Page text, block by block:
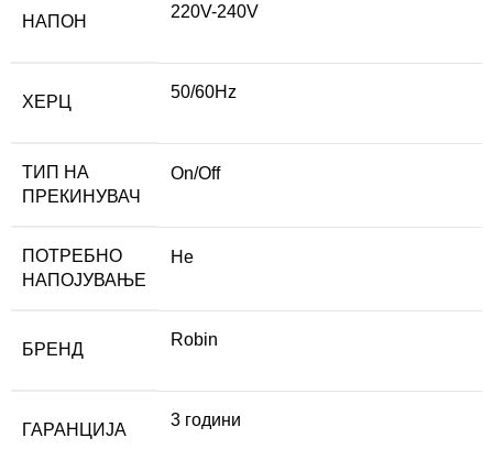
НАПОН
220V-240V
ХЕРЦ
50/60Hz
ТИП НА
ПРЕКИНУВАЧ
On/Off
ПОТРЕБНО
НАПОЈУВАЊЕ
Не
БРЕНД
Robin
ГАРАНЦИЈА
3 години